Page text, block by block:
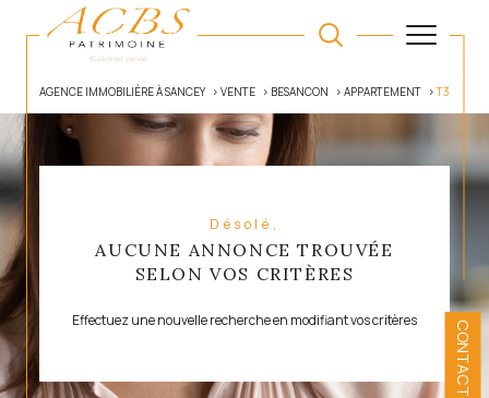
CONTACT
AGENCE IMMOBILIÈRE À SANCEY VENTE BESANCON APPARTEMENT T3
Désolé,
AUCUNE ANNONCE TROUVÉE
SELON VOS CRITÈRES
Effectuez une nouvelle recherche en modifiant vos critères